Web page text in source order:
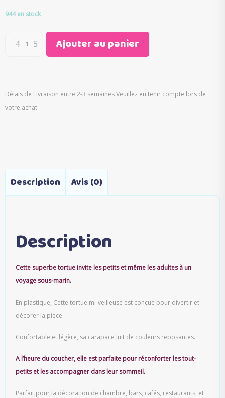
était :
€29.00.
est :
€14.95.
944 en stock
Ajouter au panier
Délais de Livraison entre 2-3 semaines Veuillez en tenir compte lors de
votre achat
Description Avis (0)
Description
Cette superbe tortue invite les petits et même les adultes à un
voyage sous-marin.
En plastique, Cette tortue mi-veilleuse est conçue pour divertir et
décorer la pièce.
Confortable et légère, sa carapace luit de couleurs reposantes.
A l’heure du coucher, elle est parfaite pour réconforter les tout-
petits et les accompagner dans leur sommeil.
Parfait pour la décoration de chambre, bars, cafés, restaurants, et